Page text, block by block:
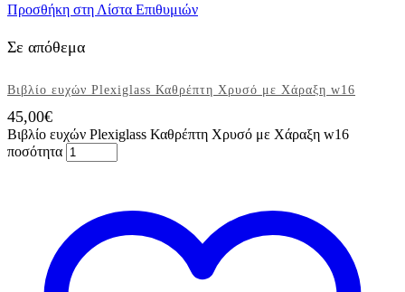
Προσθήκη στη Λίστα Επιθυμιών
Σε απόθεμα
Βιβλίο ευχών Plexiglass Καθρέπτη Χρυσό με Χάραξη w16
45,00€
Βιβλίο ευχών Plexiglass Καθρέπτη Χρυσό με Χάραξη w16
ποσότητα